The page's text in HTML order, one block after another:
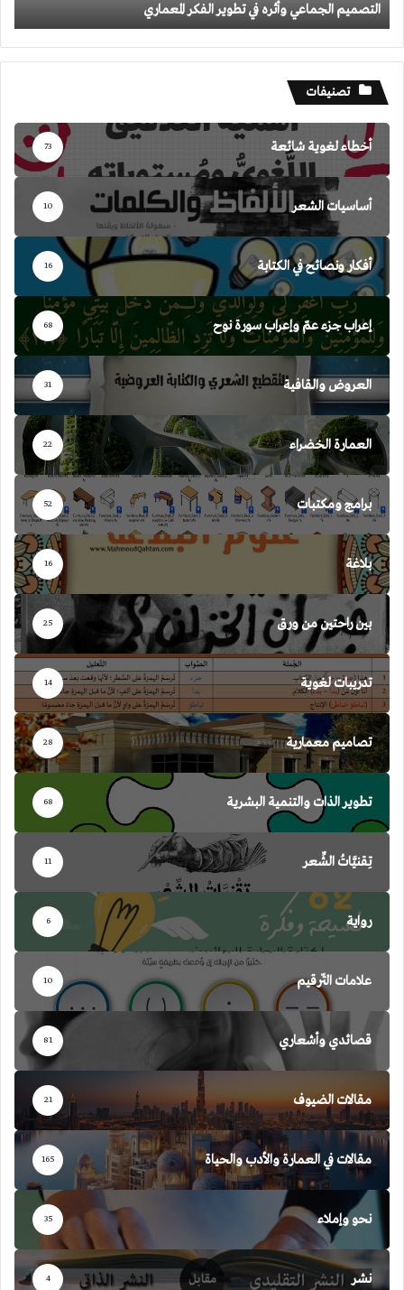
التصميم الجماعي وأثره في تطوير الفكر المعماري
تصنيفات
أخطاء لغوية شائعة 73
أساسيات الشعر 10
أفكار ونصائح في الكتابة 16
إعراب جزء عمّ وإعراب سورة نوح 68
العروض والقافية 31
العمارة الخضراء 22
برامج ومكتبات 52
بلاغة 16
بين راحتين من ورق 25
تدريبات لغوية 14
تصاميم معمارية 28
تطوير الذات والتنمية البشرية 68
تِقنيَّاتُ الشِّعر 11
رواية 6
علامات التّرقيم 10
قصائدي وأشعاري 81
مقالات الضيوف 21
مقالات في العمارة والأدب والحياة 165
نحو وإملاء 35
نشر 4